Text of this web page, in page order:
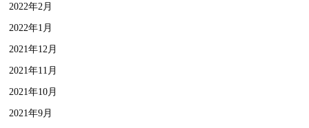
2022年2月
2022年1月
2021年12月
2021年11月
2021年10月
2021年9月